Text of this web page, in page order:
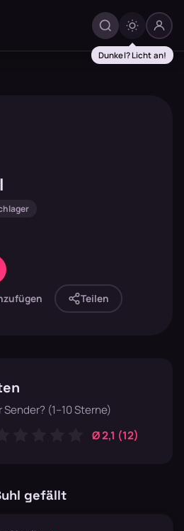
Dunkel? Licht an!
Teilen
(1–10 Sterne)
Ø 2,1 (12)
gefällt